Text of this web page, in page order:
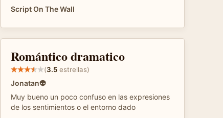
Script On The Wall
Romántico dramatico
(3.5 estrellas)
Jonatan👽
Muy bueno un poco confuso en las expresiones
de los sentimientos o el entorno dado